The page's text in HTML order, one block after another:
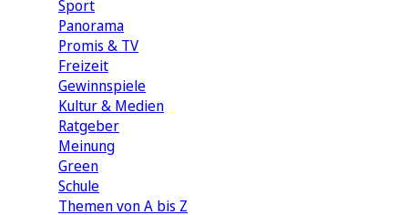
Sport
Panorama
Promis & TV
Freizeit
Gewinnspiele
Kultur & Medien
Ratgeber
Meinung
Green
Schule
Themen von A bis Z